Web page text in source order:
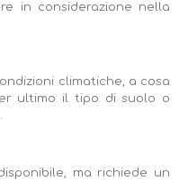
in considerazione nella
climatiche, a cosa
ultimo il tipo di suolo o
ma richiede un